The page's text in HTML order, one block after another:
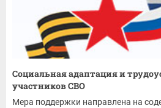
Социальная адаптация и
участников СВО
Мера поддержки направлена на